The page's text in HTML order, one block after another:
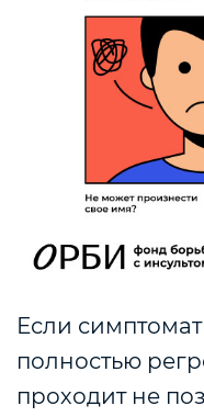
Если
полностью
проходит не